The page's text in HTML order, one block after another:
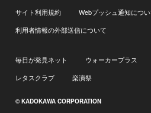
サイト利用規約
Webプッシュ通知につ
利用者情報の外部送信について
毎日が発見ネット ウォーカープラス
レタスクラブ
楽演祭
© KADOKAWA CORPORATION